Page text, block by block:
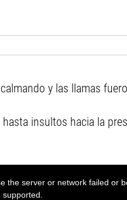
y las llamas
insultos hacia la